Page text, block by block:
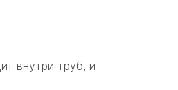
внутри труб, и